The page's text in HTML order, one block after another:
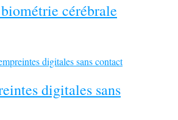
cérébrale
digitales sans